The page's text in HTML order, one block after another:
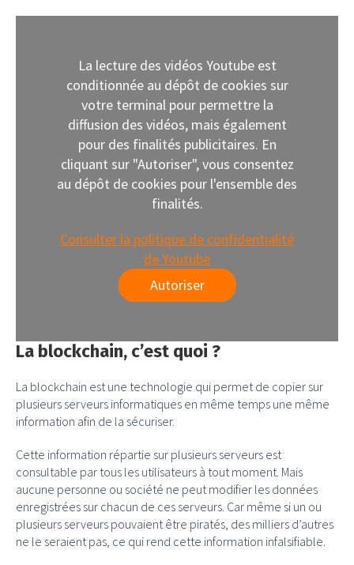
La lecture des vidéos Youtube est
conditionnée au dépôt de cookies sur
votre terminal pour permettre la
diffusion des vidéos, mais également
pour des finalités publicitaires. En
cliquant sur "Autoriser", vous consentez
au dépôt de cookies pour l'ensemble des
finalités.
Consulter la politique de confidentialité
de Youtube
Autoriser
La blockchain, c’est quoi ?
La blockchain est une technologie qui permet de copier sur
plusieurs serveurs informatiques en même temps une même
information afin de la sécuriser.
Cette information répartie sur plusieurs serveurs est
consultable par tous les utilisateurs à tout moment. Mais
aucune personne ou société ne peut modifier les données
enregistrées sur chacun de ces serveurs. Car même si un ou
plusieurs serveurs pouvaient être piratés, des milliers d’autres
ne le seraient pas, ce qui rend cette information infalsifiable.